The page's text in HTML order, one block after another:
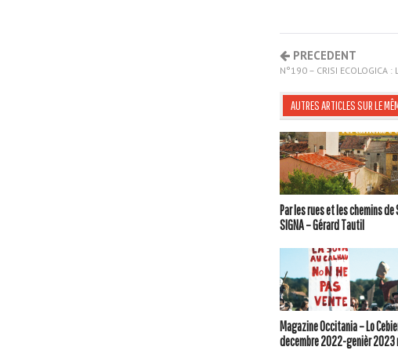
PRECEDENT
N°190 – CRISI ECOLOGICA :
AUTRES ARTICLES SUR LE
Par les rues et les chemins de
SIGNA – Gérard Tautil
Magazine Occitania – Lo
decembre 2022-genièr 2023